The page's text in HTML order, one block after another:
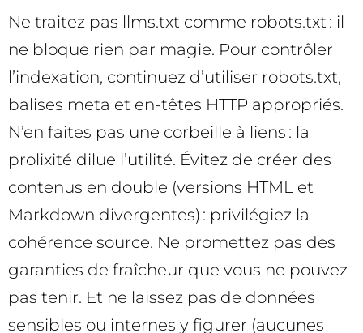
Ne traitez pas llms.txt comme robots.txt : il
ne bloque rien par magie. Pour contrôler
l’indexation, continuez d’utiliser robots.txt,
balises meta et en-têtes HTTP appropriés.
N’en faites pas une corbeille à liens : la
prolixité dilue l’utilité. Évitez de créer des
contenus en double (versions HTML et
Markdown divergentes) : privilégiez la
cohérence source. Ne promettez pas des
garanties de fraîcheur que vous ne pouvez
pas tenir. Et ne laissez pas de données
sensibles ou internes y figurer (aucunes